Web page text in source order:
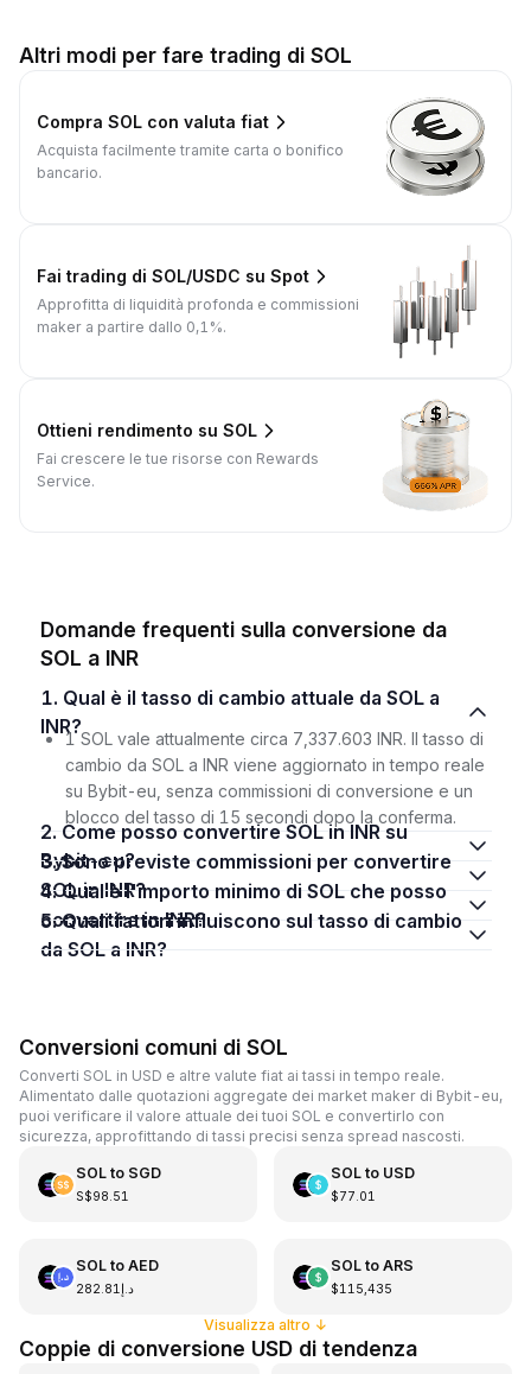
Altri modi per fare trading di SOL
Compra SOL con valuta fiat
Acquista facilmente tramite carta o bonifico
bancario.
Fai trading di SOL/USDC su Spot
Approfitta di liquidità profonda e commissioni
maker a partire dallo 0,1%.
Ottieni rendimento su SOL
Fai crescere le tue risorse con Rewards
Service.
Domande frequenti sulla conversione da
SOL a INR
1. Qual è il tasso di cambio attuale da SOL a
INR?
1 SOL vale attualmente circa 7,337.603 INR. Il tasso di
cambio da SOL a INR viene aggiornato in tempo reale
su Bybit-eu, senza commissioni di conversione e un
blocco del tasso di 15 secondi dopo la conferma.
2. Come posso convertire SOL in INR su
Bybit-eu?
3. Sono previste commissioni per convertire
SOL in INR?
4. Qual è l'importo minimo di SOL che posso
convertire in INR?
5. Quali fattori influiscono sul tasso di cambio
da SOL a INR?
Conversioni comuni di SOL
Converti SOL in USD e altre valute fiat ai tassi in tempo reale.
Alimentato dalle quotazioni aggregate dei market maker di Bybit-eu,
puoi verificare il valore attuale dei tuoi SOL e convertirlo con
sicurezza, approfittando di tassi precisi senza spread nascosti.
SOLto SGD
S$98.51
SOLto USD
$77.01
SOLto AED
د.إ282.81
SOLto ARS
$115,435
Visualizza altro ↓
Coppie di conversione USD di tendenza